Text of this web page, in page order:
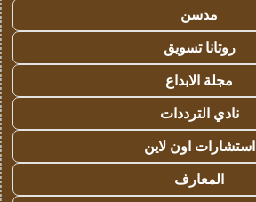
مدسن
روتانا تسويق
مجلة الابداع
نادي الترددات
استشارات اون لاين
المعارف